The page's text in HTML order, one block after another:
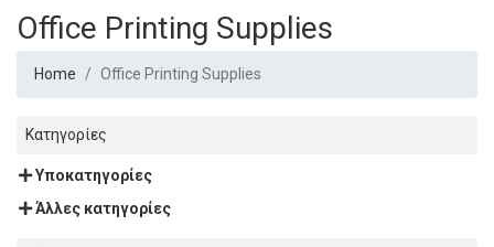
Office Printing Supplies
Home Office Printing Supplies
Κατηγορίες
Υποκατηγορίες
Άλλες κατηγορίες